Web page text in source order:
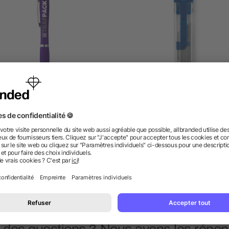
Stylo à bille Nash
5/5 (1)
dès 0,10 €